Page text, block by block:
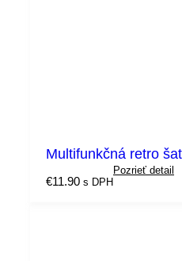
Multifunkčná retro
€11.90 s DPH
Pozrieť detail